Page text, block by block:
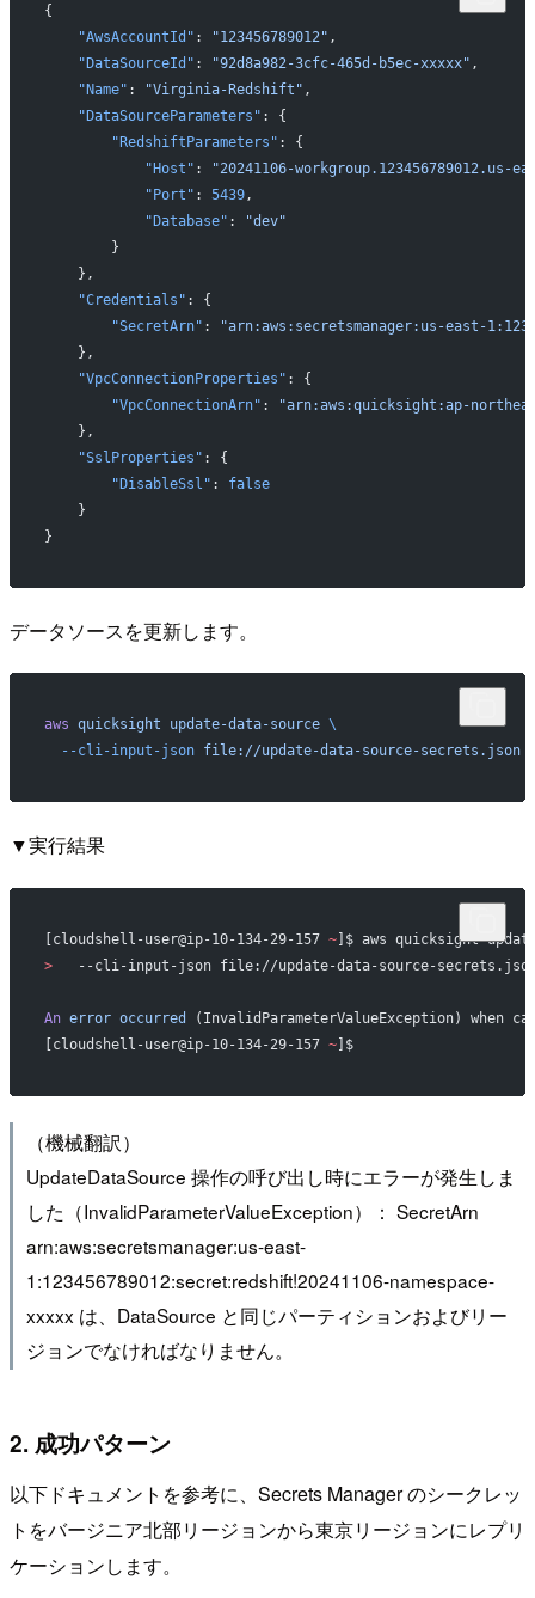
{
    "AwsAccountId"
: "123456789012" ,
    "DataSourceId"
: "92d8a982-3cfc-465d-b5ec-xxxxx" ,
    "Name"
: "Virginia-Redshift" ,
    "DataSourceParameters"
: {
        "RedshiftParameters"
: {
            "Host"
:
"20241106-
            "Port"
: 5439,
            "Database"
:
"dev"
        }
    },
    "Credentials"
: {
        "SecretArn"
:
"arn:aws:secretsmanager:us-east-
    },
    "VpcConnectionProperties"
: {
        "VpcConnectionArn"
:
"arn:aws:quicksight:ap-
    },
    "SslProperties"
: {
        "DisableSsl"
: false
    }
}
データソースを更新します。
aws quicksight update-data-source \
  --cli-input-json
file://update-data-source-secrets.json
▼実行結果
[cloudshell-user@ip-10-134-29-157 ~]$ aws quicksight
>
--cli-input-json file://update-data-source-
An error occurred
(InvalidParameterValueException) when
[cloudshell-user@ip-10-134-29-157 ~]$
（機械翻訳）
UpdateDataSource 操作の呼び出し時にエラーが発生しま
した（InvalidParameterValueException）： SecretArn
arn:aws:secretsmanager:us-east-
1:123456789012:secret:redshift!20241106-namespace-
xxxxx は、DataSource と同じパーティションおよびリー
ジョンでなければなりません。
2. 成功パターン
以下ドキュメントを参考に、Secrets Manager のシークレッ
トをバージニア北部リージョンから東京リージョンにレプリ
ケーションします。